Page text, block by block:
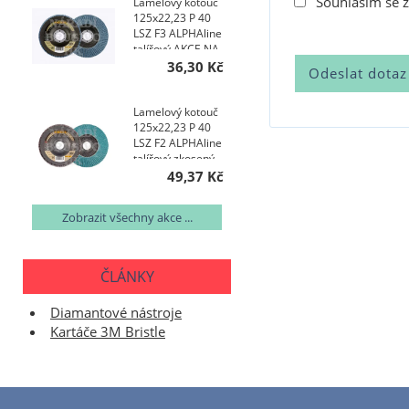
125x22,23 P 40
LSZ F3 ALPHAline
talířový AKCE NA
400 KS36,30 Kč
Lamelový kotouč
125x22,23 P 40
LSZ F2 ALPHAline
talířový zkosený
AKCE NA 200 KS
49,37 Kč
Zobrazit všechny akce ...
ČLÁNKY
Diamantové nástroje
Kartáče 3M Bristle